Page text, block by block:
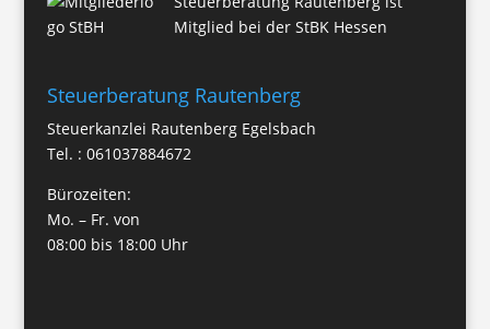
Mitglied bei der StBK Hessen
Steuerberatung Rautenberg
Steuerkanzlei Rautenberg Egelsbach
Tel. : 061037884672
Bürozeiten:
Mo. – Fr. von
08:00 bis 18:00 Uhr